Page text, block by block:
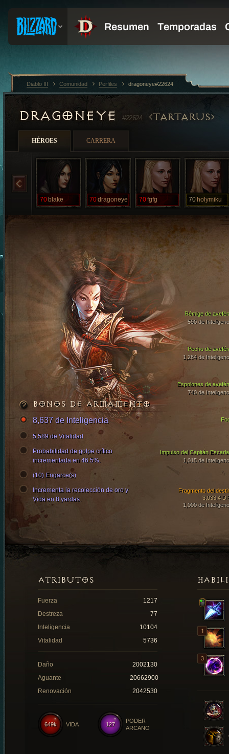
DRAGONEYE #22624 TARTARUS
HÉROES CARRERA
70 blake 70dragoneye 70fgfg 70 holymiku
Pecho de
1,284 de
Espolones de
740 de
Rémige de
590 de
Impulso del Capitán
1,015 de
Fragmento del
3,033.4
1,000 de
BONOS DE ARMAMENTO
8,637 de Inteligencia
5,589 de Vitalidad
Probabilidad de golpe crítico
incrementada en 46.5%.
(10) Engarce(s)
Incrementa la recolección de oro y
Vida en 8 yardas.
ATRIBUTOS
Fuerza
1217
Destreza
77
Inteligencia
10104
Vitalidad
5736
Daño
2002130
Aguante
20662900
Renovación
2042530
127
PODER
ARCANO
649k VIDA
Diablo III Comunidad Perfiles dragoneye#22624